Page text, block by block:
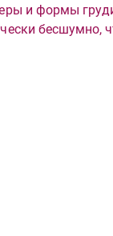
и формы
бесшумно,